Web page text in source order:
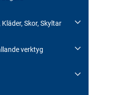
Skor, Skyltar
verktyg